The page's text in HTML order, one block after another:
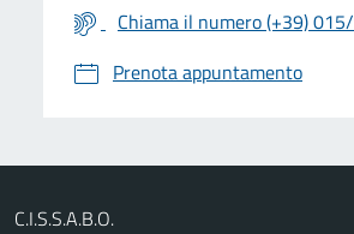
Chiama il numero (+39)
Prenota appuntamento
C.I.S.S.A.B.O.